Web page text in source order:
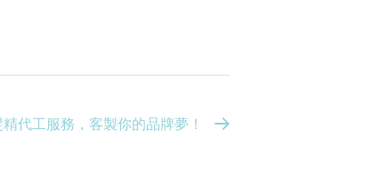
代工服務，客製你的品牌夢！